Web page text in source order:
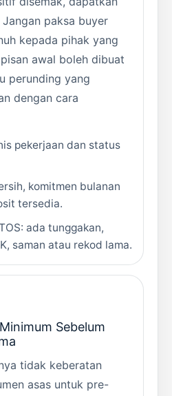
paksa buyer
kepada pihak yang
awal boleh dibuat
perunding yang
dengan cara
pekerjaan dan status
komitmen bulanan
tersedia.
ada tunggakan,
saman atau rekod lama.
Sebelum
tidak keberatan
asas untuk pre-